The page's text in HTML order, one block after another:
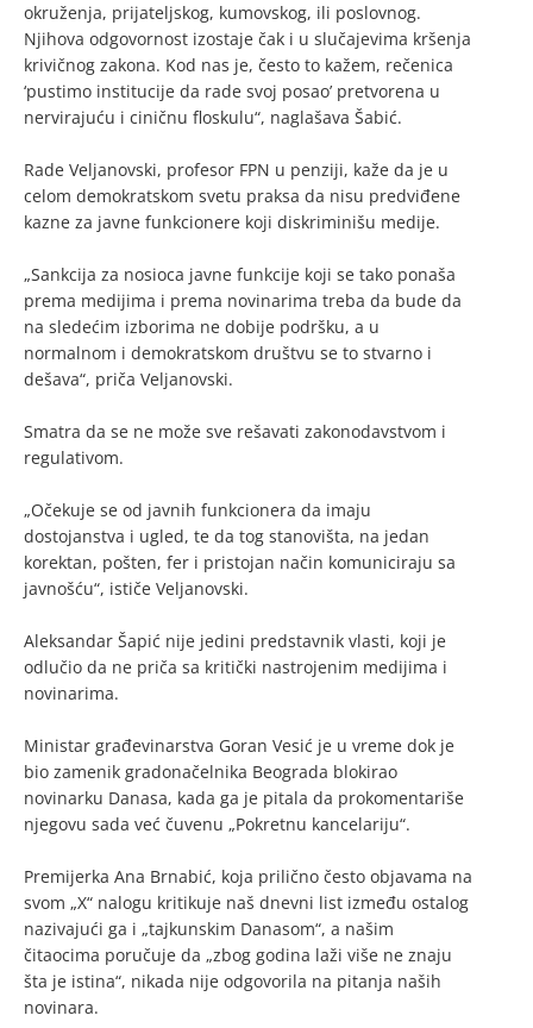
okruženja, prijateljskog, kumovskog, ili poslovnog.
Njihova odgovornost izostaje čak i u slučajevima kršenja
krivičnog zakona. Kod nas je, često to kažem, rečenica
‘pustimo institucije da rade svoj posao’ pretvorena u
nervirajuću i ciničnu floskulu“, naglašava Šabić.
Rade Veljanovski, profesor FPN u penziji, kaže da je u
celom demokratskom svetu praksa da nisu predviđene
kazne za javne funkcionere koji diskriminišu medije.
„Sankcija za nosioca javne funkcije koji se tako ponaša
prema medijima i prema novinarima treba da bude da
na sledećim izborima ne dobije podršku, a u
normalnom i demokratskom društvu se to stvarno i
dešava“, priča Veljanovski.
Smatra da se ne može sve rešavati zakonodavstvom i
regulativom.
„Očekuje se od javnih funkcionera da imaju
dostojanstva i ugled, te da tog stanovišta, na jedan
korektan, pošten, fer i pristojan način komuniciraju sa
javnošću“, ističe Veljanovski.
Aleksandar Šapić nije jedini predstavnik vlasti, koji je
odlučio da ne priča sa kritički nastrojenim medijima i
novinarima.
Ministar građevinarstva Goran Vesić je u vreme dok je
bio zamenik gradonačelnika Beograda blokirao
novinarku Danasa, kada ga je pitala da prokomentariše
njegovu sada već čuvenu „Pokretnu kancelariju“.
Premijerka Ana Brnabić, koja prilično često objavama na
svom „X“ nalogu kritikuje naš dnevni list između ostalog
nazivajući ga i „tajkunskim Danasom“, a našim
čitaocima poručuje da „zbog godina laži više ne znaju
šta je istina“, nikada nije odgovorila na pitanja naših
novinara.